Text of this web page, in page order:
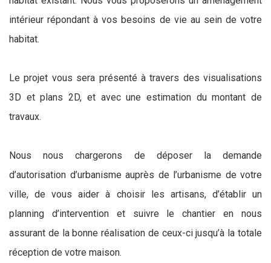
intérieur répondant à vos besoins de vie au sein de votre
habitat.
Le projet vous sera présenté à travers des visualisations
3D et plans 2D, et avec une estimation du montant de
travaux.
Nous nous chargerons de déposer la demande
d’autorisation d’urbanisme auprès de l’urbanisme de votre
ville, de vous aider à choisir les artisans, d’établir un
planning d’intervention et suivre le chantier en nous
assurant de la bonne réalisation de ceux-ci jusqu’à la totale
réception de votre maison.